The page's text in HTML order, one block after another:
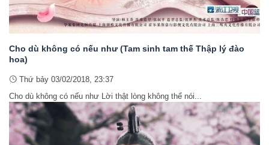
Cho dù không có nếu như (Tam sinh tam thế Thập lý đào
hoa)
Thứ bảy 03/02/2018, 23:37
Cho dù không có nếu như Lời thật lòng không thể nói...